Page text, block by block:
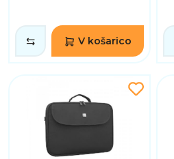
V košarico